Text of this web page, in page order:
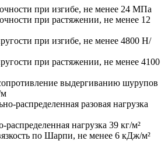
при изгибе, не менее 24 МПа
при растяжении, не менее 12
при изгибе, не менее 4800 Н/
при растяжении, не менее 4100
выдергиванию шурупов
распределенная разовая нагрузка
нагрузка 39 кг/м²
по Шарпи, не менее 6 кДж/м²